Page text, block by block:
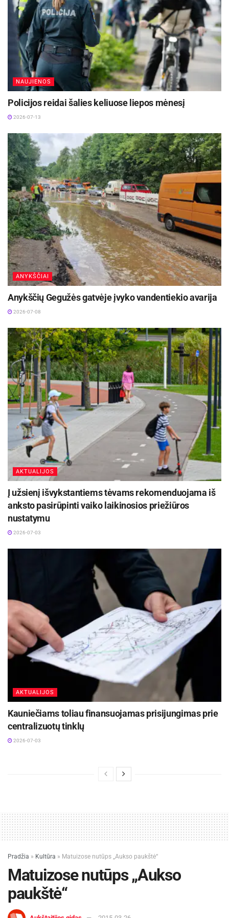
NAUJIENOS
Policijos reidai šalies keliuose liepos mėnesį
2026-07-13
ANYKŠČIAI
Anykščių Gegužės gatvėje įvyko vandentiekio avarija
2026-07-08
AKTUALIJOS
Į užsienį išvykstantiems tėvams rekomenduojama iš
anksto pasirūpinti vaiko laikinosios priežiūros
nustatymu
2026-07-03
AKTUALIJOS
Kauniečiams toliau finansuojamas prisijungimas prie
centralizuotų tinklų
2026-07-03
Pradžia » Kultūra » Matuizose nutūps „Aukso paukštė“
Matuizose nutūps „Aukso
paukštė“